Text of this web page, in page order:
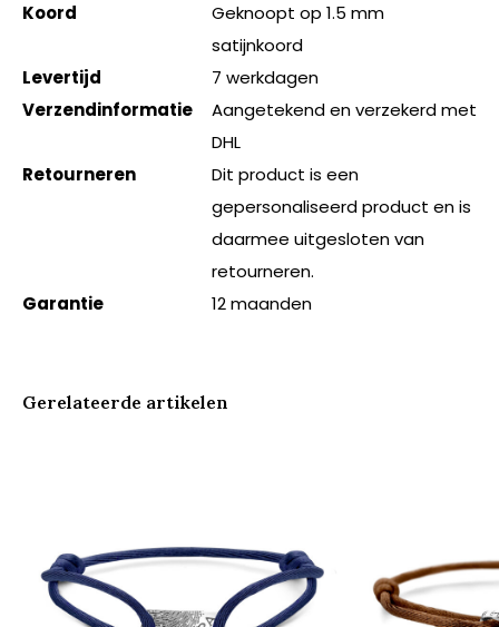
Koord
Geknoopt op 1.5 mm
satijnkoord
Levertijd
7 werkdagen
Verzendinformatie
Aangetekend en verzekerd met
DHL
Retourneren
Dit product is een
gepersonaliseerd product en is
daarmee uitgesloten van
retourneren.
Garantie
12 maanden
Gerelateerde artikelen